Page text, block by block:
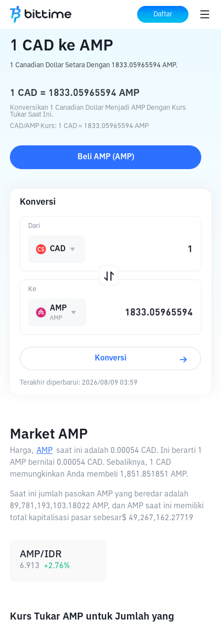
Daftar
Beranda Konverter Kripto ke AMP
1 CAD ke AMP
1 Canadian Dollar Setara Dengan 1833.05965594 AMP.
1 CAD = 1833.05965594 AMP
Konversikan 1 Canadian Dollar Menjadi AMP Dengan Kurs
Tukar Saat Ini.
CAD/AMP Kurs: 1 CAD = 1833.05965594 AMP
Beli AMP(AMP)
Konversi
Ke
AMP
AMP
Dari
CAD
Konversi
Terakhir diperbarui: 2026/08/09 03:59
Market AMP
Harga, AMP saat ini adalah 0.00054 CAD. Ini berarti 1
AMP bernilai 0.00054 CAD. Sebaliknya, 1 CAD
memungkinkan Anda membeli 1,851.851851 AMP.
Saat ini jumlah pasokan AMP yang beredar adalah
89,781,193,103.18022 AMP, dan AMP saat ini memiliki
total kapitalisasi pasar sebesar$ 49,267,162.27719
AMP/IDR
6.913 +2.76%
Kurs Tukar AMP untuk Jumlah yang